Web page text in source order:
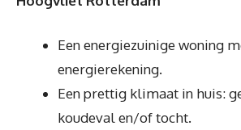
Een energiezuinige woning
energierekening.
Een prettig klimaat in huis:
koudeval en/of tocht.